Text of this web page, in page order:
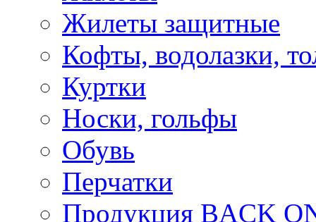
Жилеты защитные
Кофты, водолазки,
Куртки
Носки, гольфы
Обувь
Перчатки
Продукция BACK